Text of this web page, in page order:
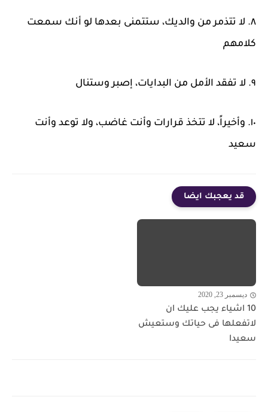
٨. لا تتذمر من والديك، ستتمنى بعدها لو أنك سمعت
كلامهم
٩. لا تفقد الأمل من البدايات، إصبر وستنال
١٠. وأخيراً، لا تتخذ قرارات وأنت غاضب، ولا توعد وأنت
سعيد
قد يعجبك ايضا
ديسمبر 23, 2020
10 اشياء يجب عليك ان
لاتفعلها فى حياتك وستعيش
سعيدا